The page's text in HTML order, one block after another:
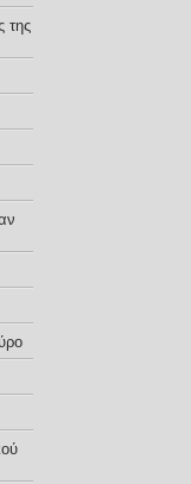
της